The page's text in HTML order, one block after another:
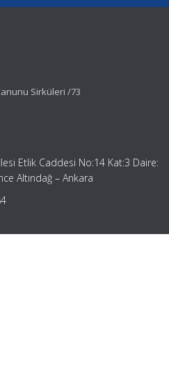
Sirküleri /73
Etlik Caddesi No:14 Kat:3 Daire:
Altındağ – Ankara